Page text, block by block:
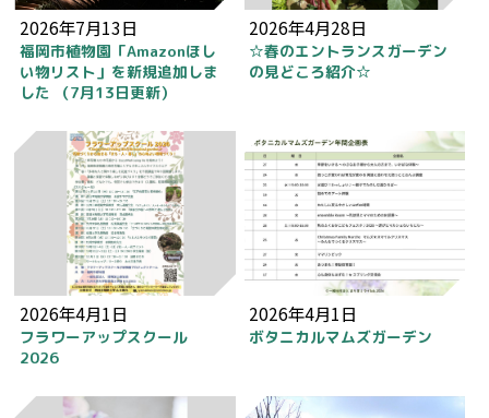
2026年7月13日
福岡市植物園「Amazonほし
い物リスト」を新規追加しま
した （7月13日更新）
2026年4月28日
☆春のエントランスガーデン
の見どころ紹介☆
2026年4月1日
フラワーアップスクール
2026
2026年4月1日
ボタニカルマムズガーデン